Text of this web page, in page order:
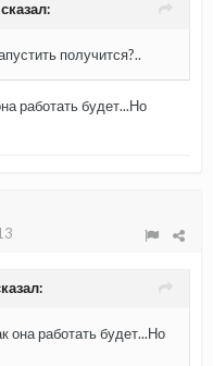
получится?..
работать будет...Но
она работать будет...Но